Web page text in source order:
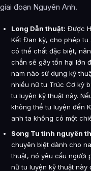
giai đoạn Nguyên Anh.
Long Dẫn thuật: Được
Kết Đan kỳ, cho phép
có thể chất đặc biệt,
chắn sẽ gây tổn hại lớn
nam nào sử dụng kỹ
nhiều nữ tu Trúc Cơ kỳ
tu luyện kỹ thuật này.
không thể tu luyện đến
anh ta không có một
Song Tu tinh nguyên
chuyên biệt dành cho
thuật, nó yêu cầu người
nữ tu luyện kỹ thuật này